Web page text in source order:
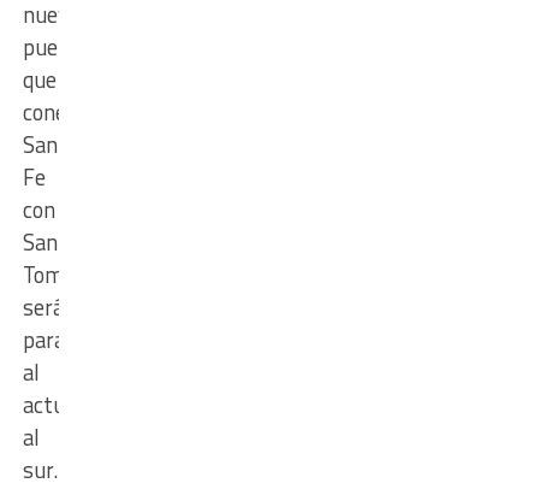
nuevo
puente
que
conectará
Santa
Fe
con
Santo
Tomé
será
paralelo
al
actual,
al
sur.